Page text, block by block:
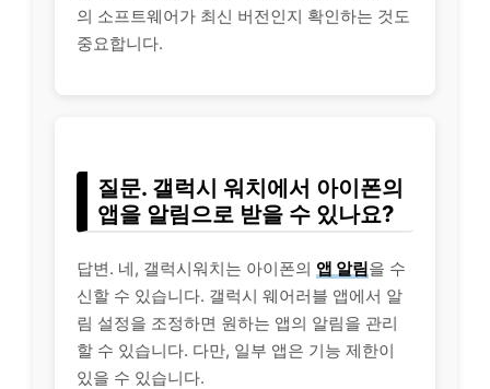
의 소프트웨어가 최신 버전인지 확인하는 것도
중요합니다.
질문. 갤럭시 워치에서 아이폰의
앱을 알림으로 받을 수 있나요?
답변. 네, 갤럭시워치는 아이폰의 앱 알림을 수
신할 수 있습니다. 갤럭시 웨어러블 앱에서 알
림 설정을 조정하면 원하는 앱의 알림을 관리
할 수 있습니다. 다만, 일부 앱은 기능 제한이
있을 수 있습니다.